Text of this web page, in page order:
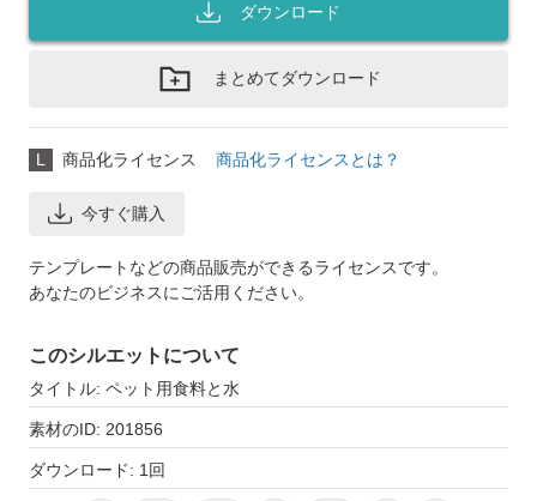
ダウンロード
まとめてダウンロード
L 商品化ライセンス 商品化ライセンスとは？
今すぐ購入
テンプレートなどの商品販売ができるライセンスです。
あなたのビジネスにご活用ください。
このシルエットについて
タイトル: ペット用食料と水
素材のID: 201856
ダウンロード: 1回